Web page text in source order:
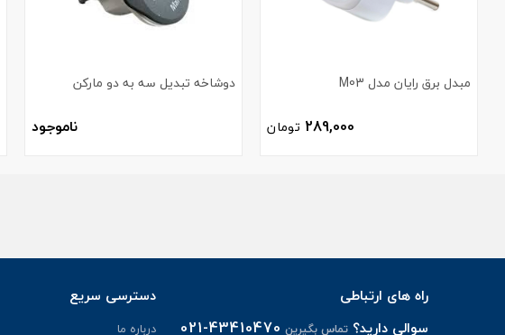
مبدل برق رایان مدل M03
289,000 تومان
دوشاخه تبدیل سه به دو مارکن
ناموجود
راه های ارتباطی
سوالی دارید؟تماس بگیرین 021-43410470
دسترسی سریع
درباره ما